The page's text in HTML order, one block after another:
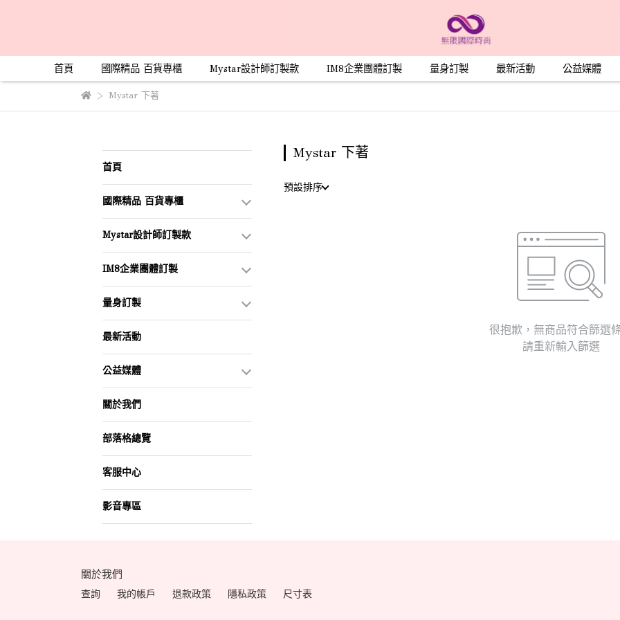
首頁 國際精品 百貨專櫃 Mystar設計師訂製款 IM8企業團體訂製 量身訂製 最新活動 公益媒體
Mystar 下著
首頁
國際精品 百貨專櫃
Mystar設計師訂製款
IM8企業團體訂製
量身訂製
最新活動
公益媒體
關於我們
部落格總覽
客服中心
影音專區
Mystar 下著
預設排序
很抱歉，無商品符合篩選
請重新輸入篩選
關於我們
查詢 我的帳戶 退款政策 隱私政策 尺寸表